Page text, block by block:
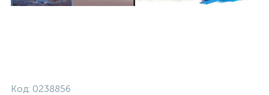
Код: 0238856